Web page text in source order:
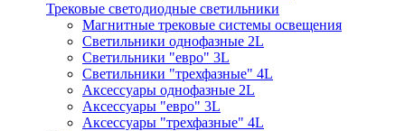
Трековые светодиодные светильники
Магнитные трековые системы освещения
Светильники однофазные 2L
Светильники "евро" 3L
Светильники "трехфазные" 4L
Аксессуары однофазные 2L
Аксессуары "евро" 3L
Аксессуары "трехфазные" 4L